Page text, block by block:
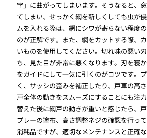
字」に曲がってしまいます。そうなると、
てしまい、せっかく網を新しくしても虫が
ムを入れる際は、網にシワが寄らない程度
のが正解です。また、網をカットする際、
いものを使用してください。切れ味の悪い
ち、見た目が非常に悪くなります。刃を寝
をガイドにして一気に引くのがコツです。
く、サッシの歪みを補正したり、戸車の高
戸全体の動きをスムーズにすることにも注
替えた後に網戸の動きが重いと感じたら、
プレーの塗布、高さ調整ネジの確認を行っ
消耗品ですが、適切なメンテナンスと正確